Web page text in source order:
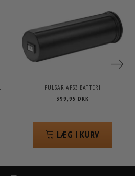
PULSAR APS3 BATTERI
399,95 DKK
LÆG I KURV